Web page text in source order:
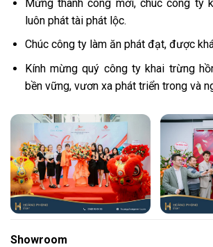
Mừng thành công mới, chúc công ty
luôn phát tài phát lộc.
Chúc công ty làm ăn phát đạt, được
Kính mừng quý công ty khai trừng
bền vững, vươn xa phát triển trong và
Showroom